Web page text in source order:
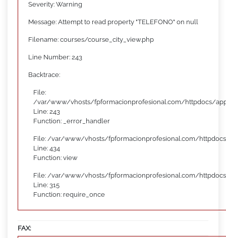
Severity: Warning
Message: Attempt to read property "TELEFONO" on null
Filename: courses/course_city_view.php
Line Number: 243
Backtrace:
File:
/var/www/vhosts/fpformacionprofesional.com/httpdocs/
Line: 243
Function: _error_handler
File: /var/www/vhosts/fpformacionprofesional.com/
Line: 434
Function: view
File: /var/www/vhosts/fpformacionprofesional.com/
Line: 315
Function: require_once
FAX: